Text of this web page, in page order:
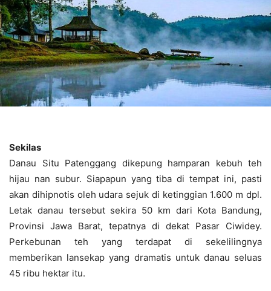
Sekilas
Danau Situ Patenggang dikepung hamparan kebuh teh
hijau nan subur. Siapapun yang tiba di tempat ini, pasti
akan dihipnotis oleh udara sejuk di ketinggian 1.600 m dpl.
Letak danau tersebut sekira 50 km dari Kota Bandung,
Provinsi Jawa Barat, tepatnya di dekat Pasar Ciwidey.
Perkebunan teh yang terdapat di sekelilingnya
memberikan lansekap yang dramatis untuk danau seluas
45 ribu hektar itu.